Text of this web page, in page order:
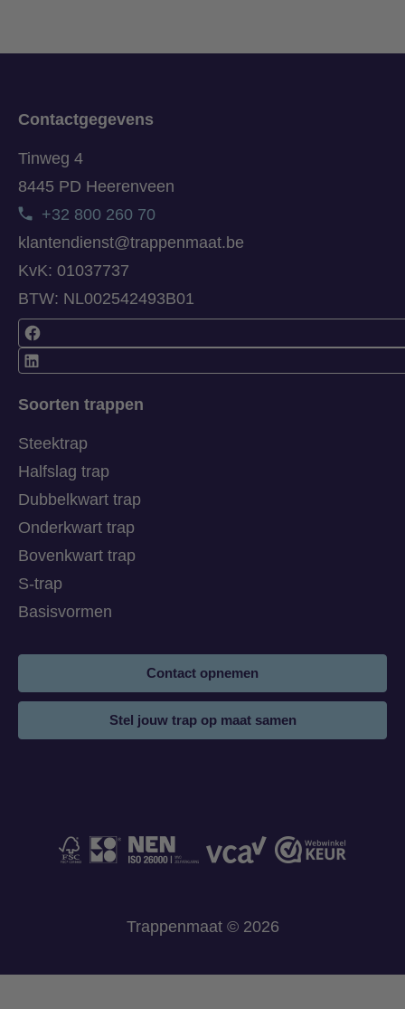
Soorten trappen
Steektrap
Halfslag trap
Dubbelkwart trap
Onderkwart trap
Bovenkwart trap
S-trap
Basisvormen
Contactgegevens
Tinweg 4
8445 PD Heerenveen
+32 800 260 70
klantendienst@trappenmaat.be
KvK: 01037737
BTW: NL002542493B01
Contact opnemen
Stel jouw trap op maat samen
Trappenmaat © 2026